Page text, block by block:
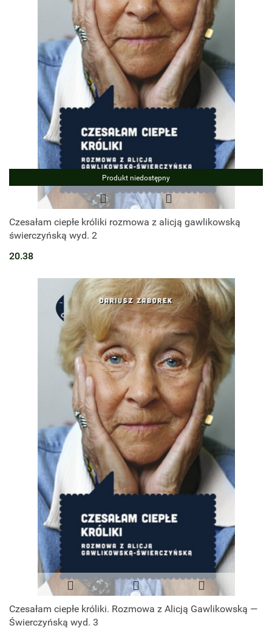
Produkt niedostępny
Czesałam ciepłe króliki rozmowa z alicją gawlikowską
świerczyńską wyd. 2
20.38
Czesałam ciepłe króliki. Rozmowa z Alicją Gawlikowską —
Świerczyńską wyd. 3